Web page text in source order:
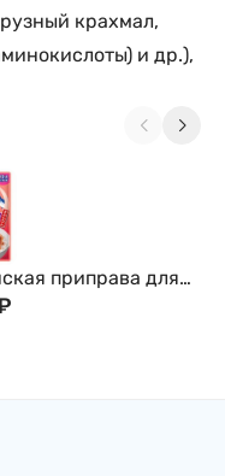
крахмал,
и др.),
приправа для
с